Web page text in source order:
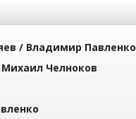
/ Владимир Павленко
Михаил Челноков